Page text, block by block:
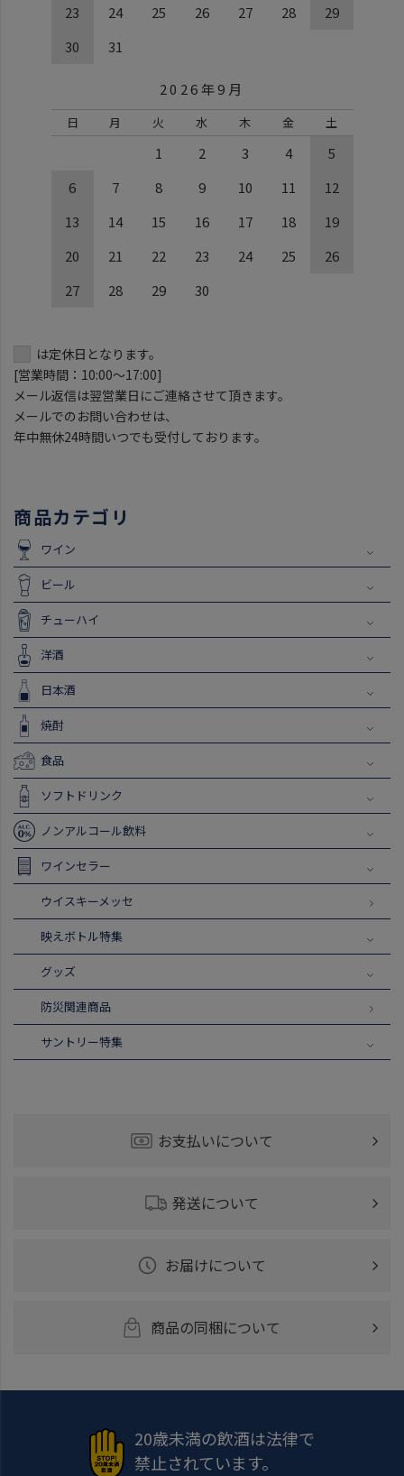
23 24 25 26 27 28
29
30
31
2026年9月
日 月 火 水 木 金 土
1 2 3 4
5
6
7 8 9 10 11
12
13
14 15 16 17 18
19
20
21 22 23 24 25
26
27
28 29 30
は定休日となります。
[営業時間：10:00～17:00]
メール返信は翌営業日にご連絡させて頂きます。
メールでのお問い合わせは、
年中無休24時間いつでも受付しております。
商品カテゴリ
ワイン
ビール
チューハイ
洋酒
日本酒
焼酎
食品
ソフトドリンク
ノンアルコール飲料
ワインセラー
ウイスキーメッセ
映えボトル特集
グッズ
防災関連商品
サントリー特集
お支払いについて
発送について
お届けについて
商品の同梱について
20歳未満の飲酒は法律で
禁止されています。